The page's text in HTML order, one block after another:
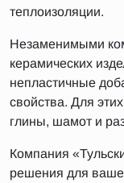
теплоизоляции.
Незаменимыми
керамических
непластичные
свойства. Для
глины, шамот и
Компания
решения для